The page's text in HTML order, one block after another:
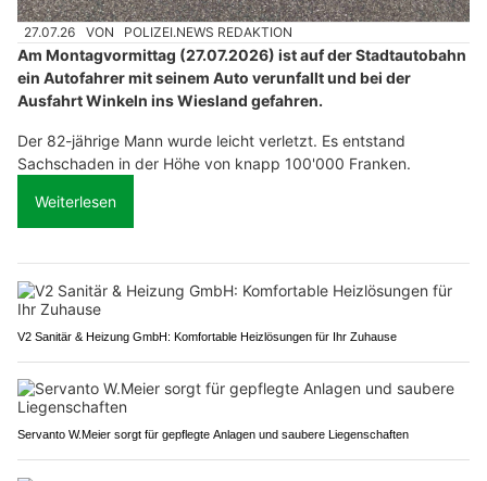
27.07.26 VON POLIZEI.NEWS REDAKTION
Am Montagvormittag (27.07.2026) ist auf der Stadtautobahn
ein Autofahrer mit seinem Auto verunfallt und bei der
Ausfahrt Winkeln ins Wiesland gefahren.
Der 82-jährige Mann wurde leicht verletzt. Es entstand
Sachschaden in der Höhe von knapp 100'000 Franken.
Weiterlesen
V2 Sanitär & Heizung GmbH: Komfortable Heizlösungen für Ihr Zuhause
Servanto W.Meier sorgt für gepflegte Anlagen und saubere Liegenschaften